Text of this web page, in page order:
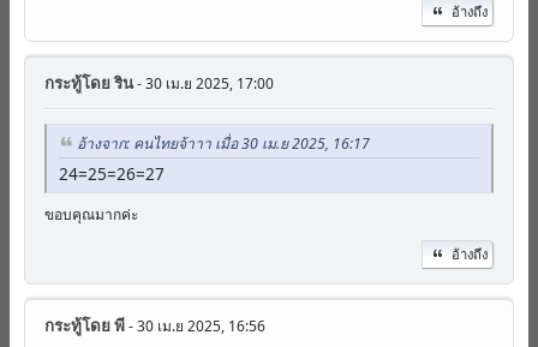
อ้างถึง
กระทู้โดยริน- 30 เม.ย 2025, 17:00
อ้างจาก: คนไทยจ้าาา เมื่อ 30 เม.ย 2025, 16:17
24=25=26=27
ขอบคุณมากค่ะ
อ้างถึง
กระทู้โดยพี - 30 เม.ย 2025, 16:56